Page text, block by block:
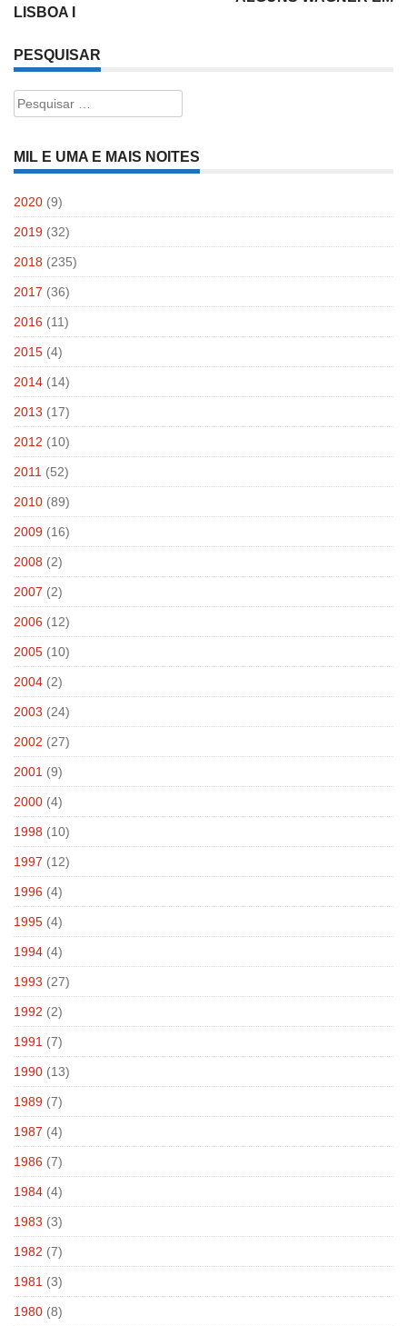
LISBOA I
PESQUISAR
Pesquisar
por:
MIL E UMA E MAIS NOITES
2020 (9)
2019 (32)
2018 (235)
2017 (36)
2016 (11)
2015 (4)
2014 (14)
2013 (17)
2012 (10)
2011 (52)
2010 (89)
2009 (16)
2008 (2)
2007 (2)
2006 (12)
2005 (10)
2004 (2)
2003 (24)
2002 (27)
2001 (9)
2000 (4)
1998 (10)
1997 (12)
1996 (4)
1995 (4)
1994 (4)
1993 (27)
1992 (2)
1991 (7)
1990 (13)
1989 (7)
1987 (4)
1986 (7)
1984 (4)
1983 (3)
1982 (7)
1981 (3)
1980 (8)